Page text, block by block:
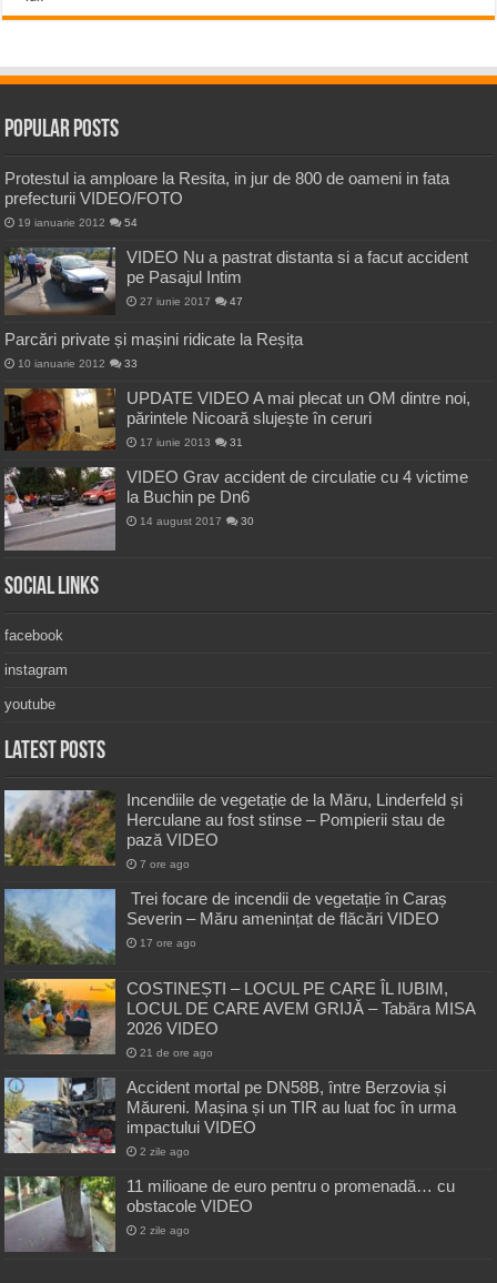
Popular Posts
Protestul ia amploare la Resita, in jur de 800 de oameni in fata
prefecturii VIDEO/FOTO
19 ianuarie 2012 54
VIDEO Nu a pastrat distanta si a facut accident
pe Pasajul Intim
27 iunie 2017 47
Parcări private și mașini ridicate la Reșița
10 ianuarie 2012 33
UPDATE VIDEO A mai plecat un OM dintre noi,
părintele Nicoară slujește în ceruri
17 iunie 2013 31
VIDEO Grav accident de circulatie cu 4 victime
la Buchin pe Dn6
14 august 2017 30
Social Links
facebook
instagram
youtube
Latest Posts
Incendiile de vegetație de la Măru, Linderfeld și
Herculane au fost stinse – Pompierii stau de
pază VIDEO
7 ore ago
Trei focare de incendii de vegetație în Caraș
Severin – Măru amenințat de flăcări VIDEO
17 ore ago
COSTINEȘTI – LOCUL PE CARE ÎL IUBIM,
LOCUL DE CARE AVEM GRIJĂ – Tabăra MISA
2026 VIDEO
21 de ore ago
Accident mortal pe DN58B, între Berzovia și
Măureni. Mașina și un TIR au luat foc în urma
impactului VIDEO
2 zile ago
11 milioane de euro pentru o promenadă… cu
obstacole VIDEO
2 zile ago